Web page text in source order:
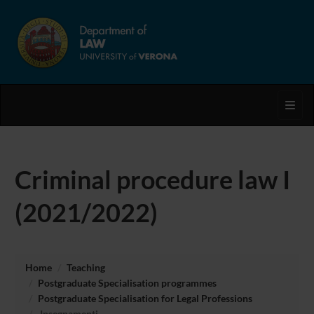
Criminal procedure law I
(2021/2022)
Home
Teaching
Postgraduate Specialisation programmes
Postgraduate Specialisation for Legal Professions